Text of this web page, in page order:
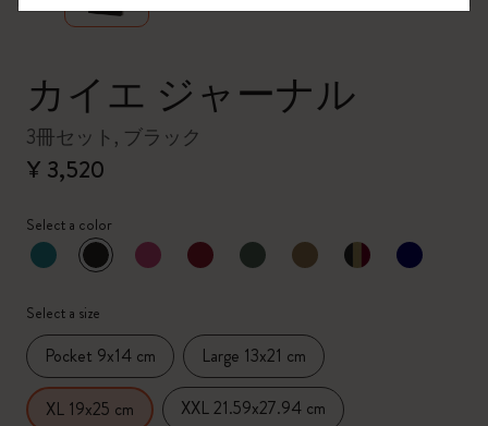
カイエ ジャーナル
3冊セット, ブラック
¥ 3,520
Select a color
選択済
*選択したカラー
Select a size
Pocket 9x14 cm Large 13x21 cm
XL 19x25 cm XXL 21.59x27.94 cm